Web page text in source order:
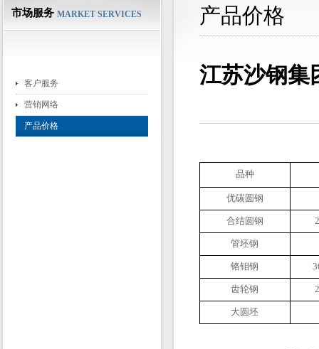
市场服务 MARKET SERVICES
客户服务
营销网络
产品价格
产品价格
江苏沙钢集
品种
优碳圆钢
合结圆钢
管坯钢
铬钼钢
齿轮钢
大圆坯